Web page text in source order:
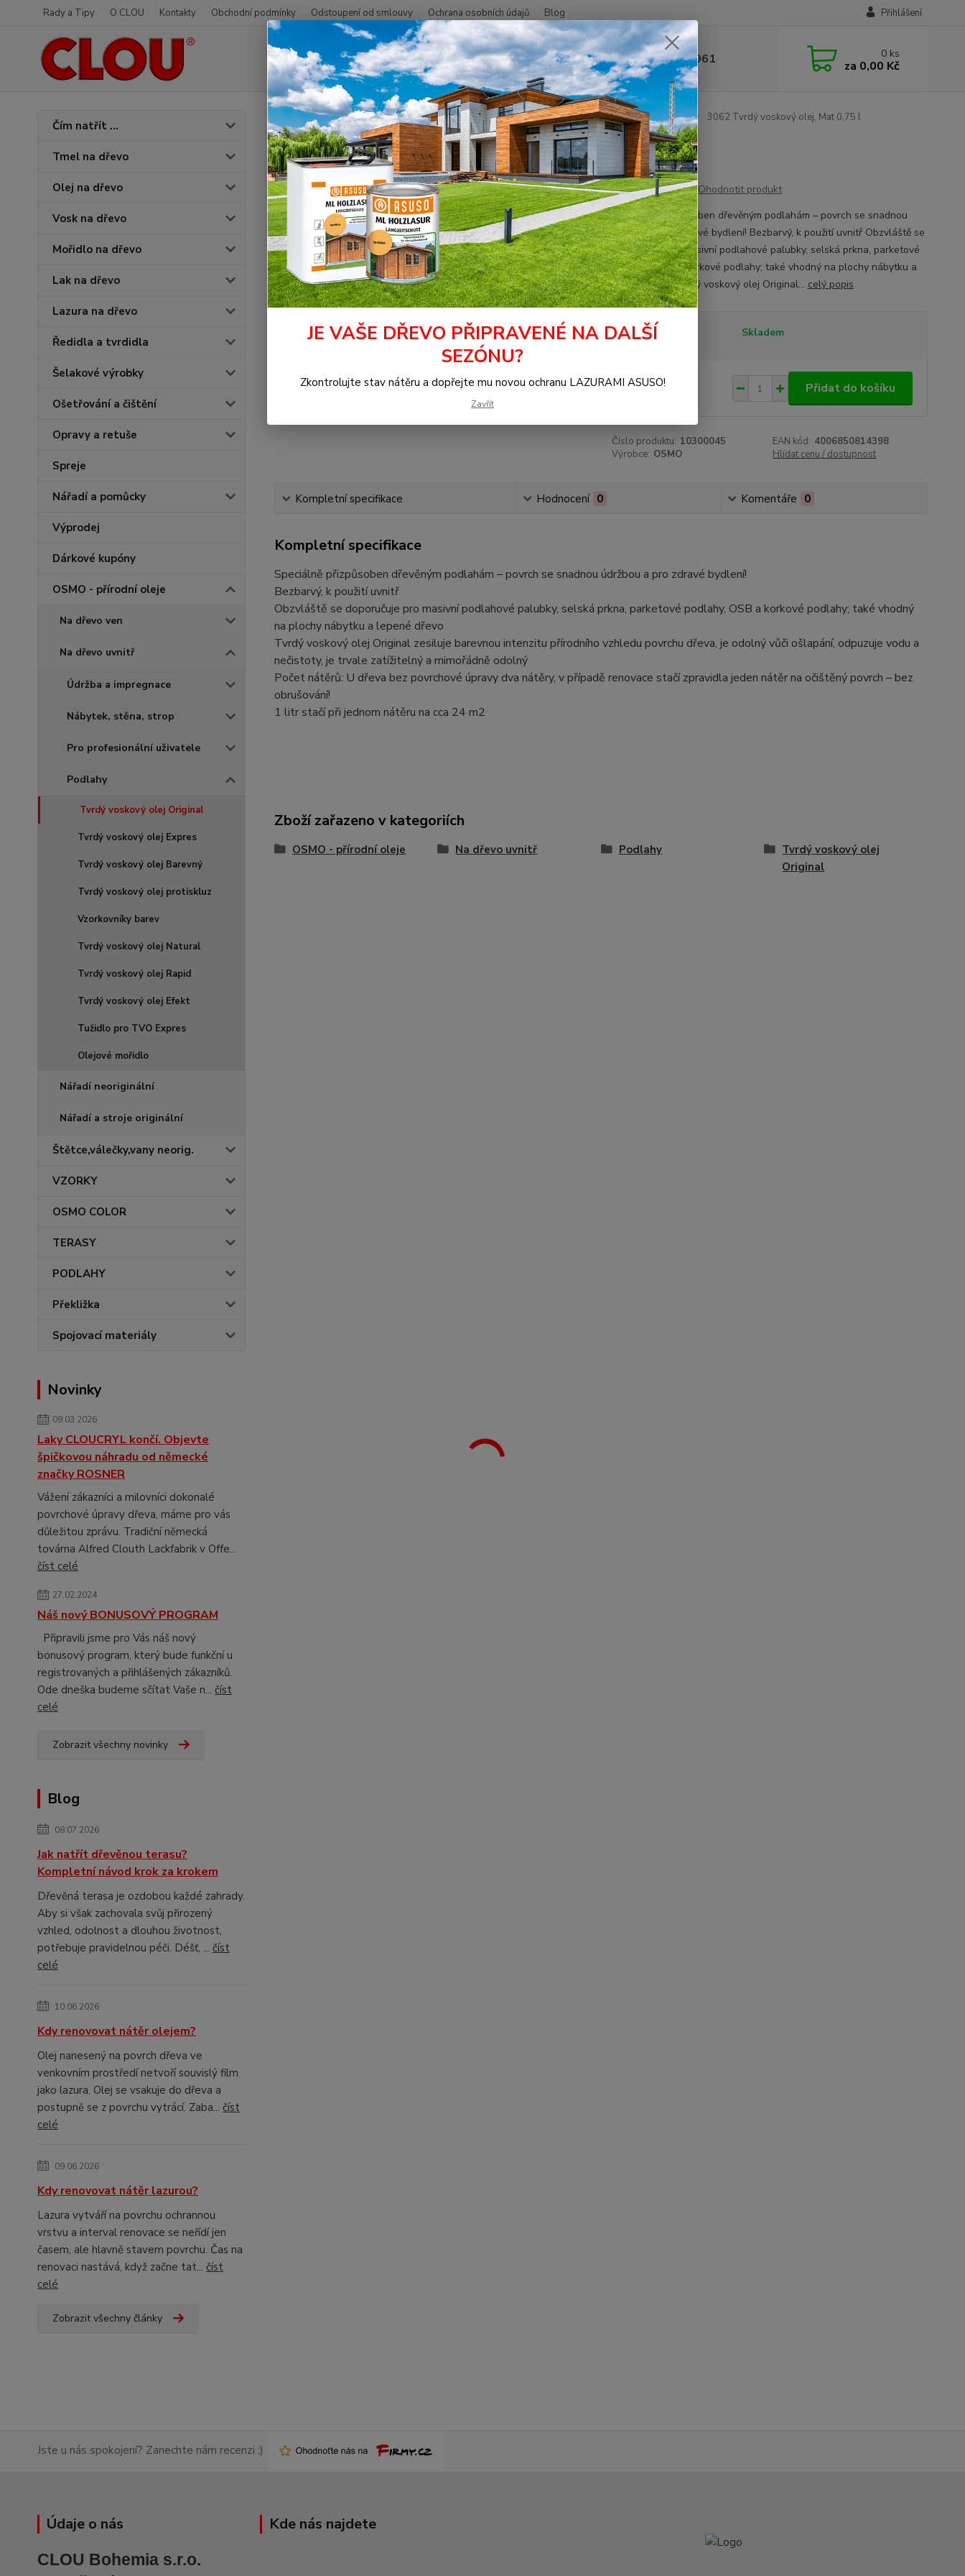
Rady a Tipy O CLOU Kontakty Obchodní podmínky Odstoupení od smlouvy Ochrana osobních údajů Blog Přihlášení
Hledat +420 377 441 961 0 ks
za 0,00 Kč
Čím natřít ...
Tmel na dřevo
Olej na dřevo
Vosk na dřevo
Mořidlo na dřevo
Lak na dřevo
Lazura na dřevo
Ředidla a tvrdidla
Šelakové výrobky
Ošetřování a čištění
Opravy a retuše
Spreje
Nářadí a pomůcky
Výprodej
Dárkové kupóny
OSMO - přírodní oleje
Na dřevo ven
Na dřevo uvnitř
Údržba a impregnace
Nábytek, stěna, strop
Pro profesionální uživatele
Podlahy
Tvrdý voskový olej Original
Tvrdý voskový olej Expres
Tvrdý voskový olej Barevný
Tvrdý voskový olej protiskluz
Vzorkovníky barev
Tvrdý voskový olej Natural
Tvrdý voskový olej Rapid
Tvrdý voskový olej Efekt
Tužidlo pro TVO Expres
Olejové mořidlo
Nářadí neoriginální
Nářadí a stroje originální
Štětce,válečky,vany neorig.
VZORKY
OSMO COLOR
TERASY
PODLAHY
Překližka
Spojovací materiály
Novinky
09.03.2026
Laky CLOUCRYL končí. Objevte
špičkovou náhradu od německé
značky ROSNER
Vážení zákazníci a milovníci dokonalé
povrchové úpravy dřeva, máme pro vás
důležitou zprávu. Tradiční německá
továrna Alfred Clouth Lackfabrik v Offe...
číst celé
27.02.2024
Náš nový BONUSOVÝ PROGRAM
Připravili jsme pro Vás náš nový
bonusový program, který bude funkční u
registrovaných a přihlášených zákazníků.
Ode dneška budeme sčítat Vaše n... číst
celé
Zobrazit všechny novinky
Blog
08.07.2026
Jak natřít dřevěnou terasu?
Kompletní návod krok za krokem
Dřevěná terasa je ozdobou každé zahrady.
Aby si však zachovala svůj přirozený
vzhled, odolnost a dlouhou životnost,
potřebuje pravidelnou péči. Déšť, ... číst
celé
10.06.2026
Kdy renovovat nátěr olejem?
Olej nanesený na povrch dřeva ve
venkovním prostředí netvoří souvislý film
jako lazura. Olej se vsakuje do dřeva a
postupně se z povrchu vytrácí. Zaba... číst
celé
09.06.2026
Kdy renovovat nátěr lazurou?
Lazura vytváří na povrchu ochrannou
vrstvu a interval renovace se neřídí jen
časem, ale hlavně stavem povrchu. Čas na
renovaci nastává, když začne tat... číst
celé
Zobrazit všechny články
Úvod OSMO - přírodní oleje Na dřevo uvnitř Podlahy Tvrdý voskový olej Original 3062 Tvrdý voskový olej, Mat 0,75 l
3062 Tvrdý voskový olej, Mat 0,75 l
Ohodnotit produkt
Speciálně přizpůsoben dřevěným podlahám – povrch se snadnou
údržbou a pro zdravé bydlení! Bezbarvý, k použití uvnitř Obzvláště se
doporučuje pro masivní podlahové palubky, selská prkna, parketové
podlahy, OSB a korkové podlahy; také vhodný na plochy nábytku a
lepené dřevo Tvrdý voskový olej Original... celý popis
Dostupnost Skladem
1 078 Kč Přidat do košíku
Číslo produktu: 10300045 EAN kód: 4006850814398
Výrobce: OSMO Hlídat cenu / dostupnost
Kompletní specifikace Hodnocení 0 Komentáře 0
Kompletní specifikace
Speciálně přizpůsoben dřevěným podlahám – povrch se snadnou údržbou a pro zdravé bydlení!
Bezbarvý, k použití uvnitř
Obzvláště se doporučuje pro masivní podlahové palubky, selská prkna, parketové podlahy, OSB a korkové podlahy; také vhodný
na plochy nábytku a lepené dřevo
Tvrdý voskový olej Original zesiluje barevnou intenzitu přírodního vzhledu povrchu dřeva, je odolný vůči ošlapání, odpuzuje vodu a
nečistoty, je trvale zatížitelný a mimořádně odolný
Počet nátěrů: U dřeva bez povrchové úpravy dva nátěry, v případě renovace stačí zpravidla jeden nátěr na očištěný povrch – bez
obrušování!
1 litr stačí při jednom nátěru na cca 24 m2
Zboží zařazeno v kategoriích
OSMO - přírodní oleje Na dřevo uvnitř Podlahy
Tvrdý voskový olej
Original
Jste u nás spokojení? Zanechte nám recenzi ;)
Údaje o nás
CLOU Bohemia s.r.o.
Kde nás najdete
JE VAŠE DŘEVO PŘIPRAVENÉ NA DALŠÍ
SEZÓNU?
Zkontrolujte stav nátěru a dopřejte mu novou ochranu LAZURAMI ASUSO!
Zavřít